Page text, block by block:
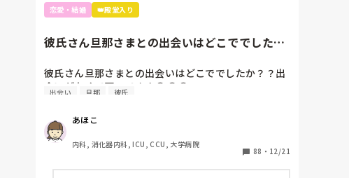
恋愛・結婚 👑殿堂入り
彼氏さん旦那さまとの出会いはどこででした
彼氏さん旦那さまとの出会いはどこででしたか？？出
会いがなくて困ってます😭😭😭
出会い 旦那 彼氏
あほこ
内科, 消化器内科, ICU, CCU, 大学病院
88 ・ 12/21